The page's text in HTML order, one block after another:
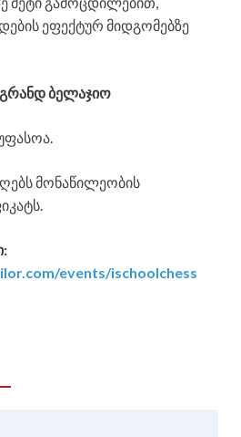
ეფექტურ მიდგომებზე
ბელაჯიო
მონაწილეობის
events/ischoolchess